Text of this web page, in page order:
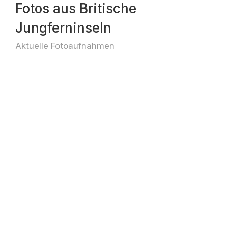
Fotos aus Britische
Jungferninseln
Aktuelle Fotoaufnahmen